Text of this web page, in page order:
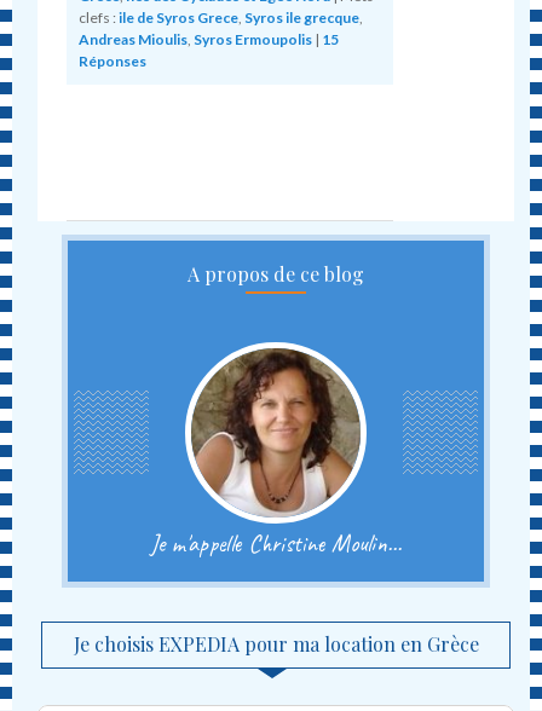
clefs : ile de Syros Grece Syros ile grecque
Andreas Mioulis Syros Ermoupolis | 15
Réponses
A propos de ce blog
Je m'appelle Christine Moulin...
Je choisis EXPEDIA pour ma location en Grèce